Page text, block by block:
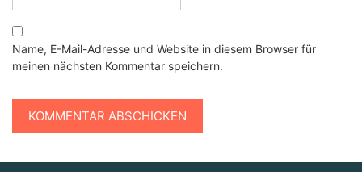
Name, E-Mail-Adresse und Website in diesem Browser für
meinen nächsten Kommentar speichern.